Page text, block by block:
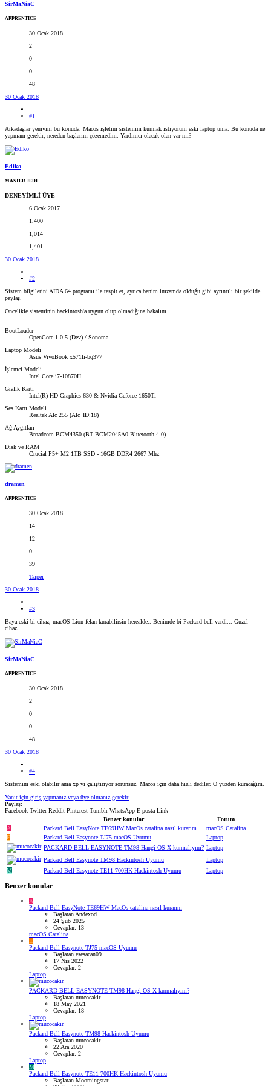
SirMaNiaC
APPRENTICE
30 Ocak 2018
2
0
0
48
30 Ocak 2018
#1
Arkadaşlar yeniyim bu konuda. Macos işletim sistemini kurmak istiyorum eski laptop uma. Bu konuda ne
yapmam gerekir, nereden başlarım çözemedim. Yardımcı olacak olan var mı?
Ediko
MASTER JEDI
DENEYİMLİ ÜYE
6 Ocak 2017
1,400
1,014
1,401
30 Ocak 2018
#2
Sistem bilgilerini AİDA 64 programı ile tespit et, ayrıca benim imzamda olduğu gibi ayrıntılı bir şekilde
paylaş.
Öncelikle sisteminin hackintosh'a uygun olup olmadığına bakalım.
BootLoader
OpenCore 1.0.5 (Dev) / Sonoma
Laptop Modeli
Asus VivoBook x571li-bq377
İşlemci Modeli
Intel Core i7-10870H
Grafik Kartı
Intel(R) HD Graphics 630 & Nvidia Geforce 1650Ti
Ses Kartı Modeli
Realtek Alc 255 (Alc_ID:18)
Ağ Aygıtları
Broadcom BCM4350 (BT BCM2045A0 Bluetooth 4.0)
Disk ve RAM
Crucial P5+ M2 1TB SSD - 16GB DDR4 2667 Mhz
dramen
APPRENTICE
30 Ocak 2018
14
12
0
39
Taipei
30 Ocak 2018
#3
Baya eski bi cihaz, macOS Lion felan kurabilirsin herealde.. Benimde bi Packard bell vardi... Guzel
cihaz...
SirMaNiaC
APPRENTICE
30 Ocak 2018
2
0
0
48
30 Ocak 2018
#4
Sistemim eski olabilir ama xp yi çalıştırıyor sorunsuz. Macos için daha hızlı dediler. O yüzden kuracağım.
Yanıt için giriş yapmanız veya üye olmanız gerekir.
Paylaş:
Facebook Twitter Reddit Pinterest Tumblr WhatsApp E-posta Link
Benzer konular
Forum
A
Packard Bell EasyNote TE69HW MacOs catalina nasıl kurarım
macOS Catalina
E
Packard Bell Easynote TJ75 macOS Uyumu
Laptop
PACKARD BELL EASYNOTE TM98 Hangi OS X kurmalıyım? Laptop
Packard Bell Easynote TM98 Hackintosh Uyumu
Laptop
M
Packard Bell Easynote-TE11-700HK Hackintosh Uyumu Laptop
Benzer konular
A
Packard Bell EasyNote TE69HW MacOs catalina nasıl kurarım
Başlatan Andexod
24 Şub 2025
Cevaplar: 13
macOS Catalina
E
Packard Bell Easynote TJ75 macOS Uyumu
Başlatan esesacan09
17 Nis 2022
Cevaplar: 2
Laptop
PACKARD BELL EASYNOTE TM98 Hangi OS X kurmalıyım?
Başlatan mucocakir
18 May 2021
Cevaplar: 18
Laptop
Packard Bell Easynote TM98 Hackintosh Uyumu
Başlatan mucocakir
22 Ara 2020
Cevaplar: 2
Laptop
M
Packard Bell Easynote-TE11-700HK Hackintosh Uyumu
Başlatan Moorningstar